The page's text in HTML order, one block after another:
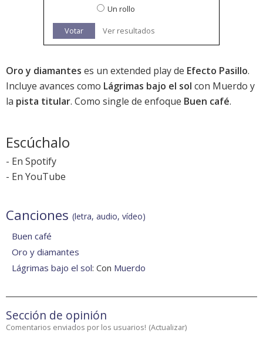
Un rollo
Votar Ver resultados
Oro y diamantes es un extended play de Efecto Pasillo.
Incluye avances como Lágrimas bajo el sol con Muerdo y
la pista titular. Como single de enfoque Buen café.
Escúchalo
- En Spotify
- En YouTube
Canciones (letra, audio, vídeo)
Buen café
Oro y diamantes
Lágrimas bajo el sol: Con Muerdo
Sección de opinión
Comentarios enviados por los usuarios! (Actualizar)